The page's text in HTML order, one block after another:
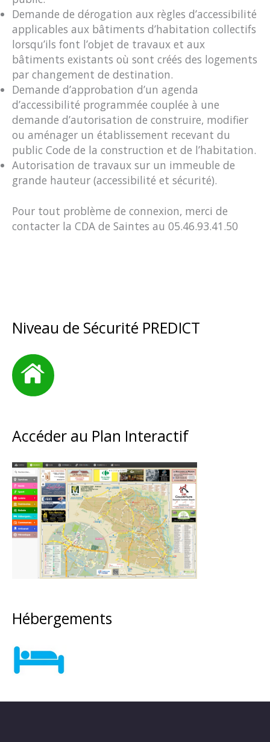
Demande de dérogation aux règles d’accessibilité
applicables aux bâtiments d’habitation collectifs
lorsqu’ils font l’objet de travaux et aux
bâtiments existants où sont créés des logements
par changement de destination.
Demande d’approbation d’un agenda
d’accessibilité programmée couplée à une
demande d’autorisation de construire, modifier
ou aménager un établissement recevant du
public Code de la construction et de l’habitation.
Autorisation de travaux sur un immeuble de
grande hauteur (accessibilité et sécurité).
Pour tout problème de connexion, merci de
contacter la CDA de Saintes au 05.46.93.41.50
Niveau de Sécurité PREDICT
Accéder au Plan Interactif
Hébergements